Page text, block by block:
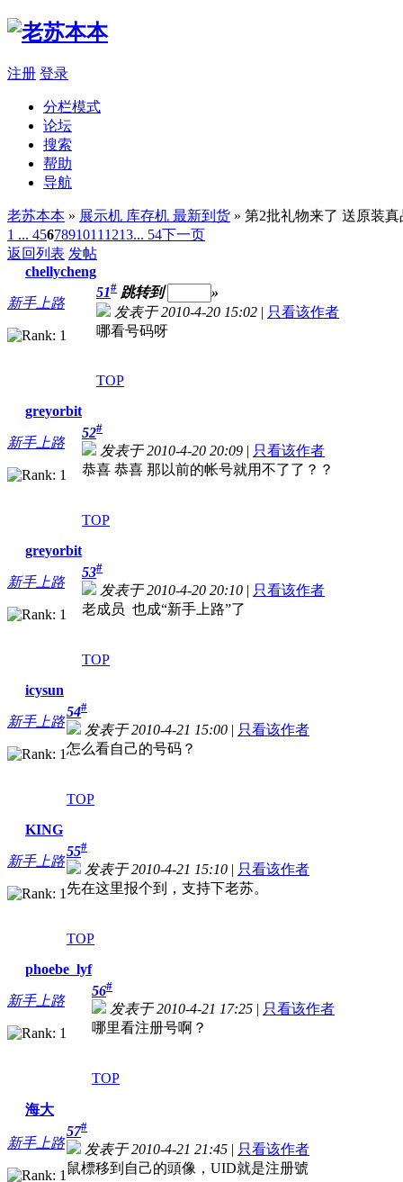
注册 登录
分栏模式
论坛
搜索
帮助
导航
老苏本本 » 展示机 库存机 最新到货 » 第2批礼物来了 送原装
1 ... 4567891011 1213... 54下一页
返回列表 发帖
chellycheng
新手上路
51# 跳转到
»
发表于 2010-4-20 15:02 | 只看该作者
哪看号码呀
TOP
greyorbit
新手上路
52#
发表于 2010-4-20 20:09 | 只看该作者
恭喜 恭喜 那以前的帐号就用不了了？？
TOP
greyorbit
新手上路
53#
发表于 2010-4-20 20:10 | 只看该作者
老成员 也成“新手上路”了
TOP
icysun
新手上路
54#
发表于 2010-4-21 15:00 | 只看该作者
怎么看自己的号码？
TOP
KING
新手上路
55#
发表于 2010-4-21 15:10 | 只看该作者
先在这里报个到，支持下老苏。
TOP
phoebe_lyf
新手上路
56#
发表于 2010-4-21 17:25 | 只看该作者
哪里看注册号啊？
TOP
海大
新手上路
57#
发表于 2010-4-21 21:45 | 只看该作者
鼠標移到自己的頭像，UID就是注册號